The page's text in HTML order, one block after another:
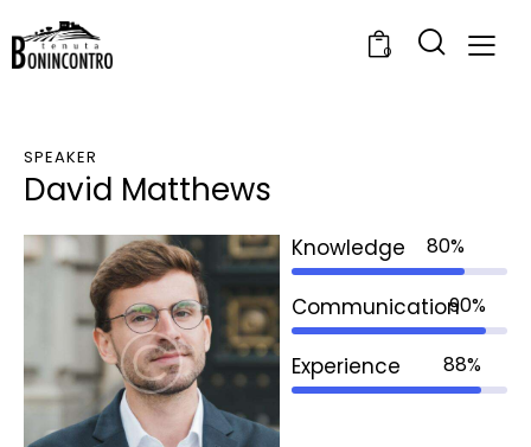
0
SPEAKER
David Matthews
Knowledge 80%
Communication90%
Experience 88%